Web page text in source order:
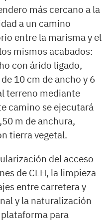
más cercano a la
a un camino
entre la marisma y el
mismos acabados:
con árido ligado,
10 cm de ancho y 6
terreno mediante
camino se ejecutará
m de anchura,
tierra vegetal.
del acceso
de CLH, la limpieza
entre carretera y
y la naturalización
para